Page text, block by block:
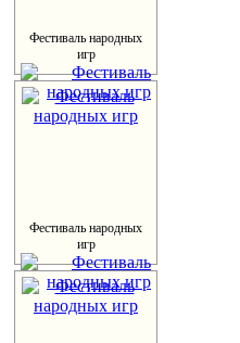
Фестиваль народных
игр
Фестиваль народных
игр